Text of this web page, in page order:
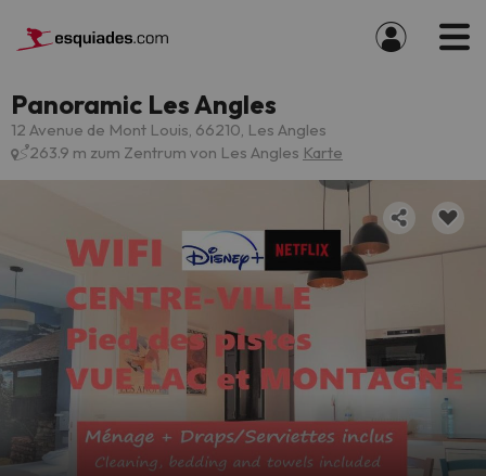
Panoramic Les Angles
12 Avenue de Mont Louis, 66210, Les Angles
263.9 m zum Zentrum von Les Angles Karte